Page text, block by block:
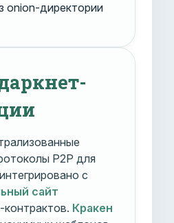
onion-директории
P2P для
с
сайт
Кракен